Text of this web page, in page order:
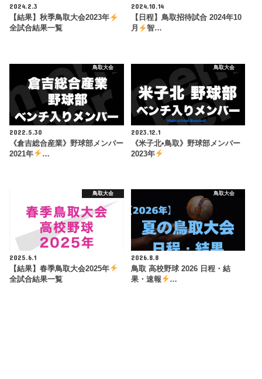
2024.2.3
【結果】秋季鳥取大会2023年
全試合結果一覧
2024.10.14
【日程】鳥取招待試合 2024年10
月
智…
鳥取大会
2022.5.30
《倉吉総合産業》野球部メンバー
2021年
…
鳥取大会
2023.12.1
《米子北•鳥取》野球部メンバー
2023年
鳥取大会
2025.6.1
【結果】春季鳥取大会2025年
全試合結果一覧
鳥取大会
2026.8.8
鳥取 高校野球 2026 日程・結
果・速報
…